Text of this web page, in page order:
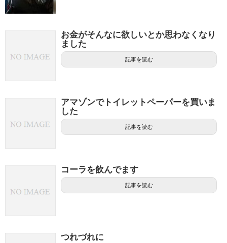
お金がそんなに欲しいとか思わなくなり
ました
記事を読む
アマゾンでトイレットペーパーを買いま
した
記事を読む
コーラを飲んでます
記事を読む
つれづれに